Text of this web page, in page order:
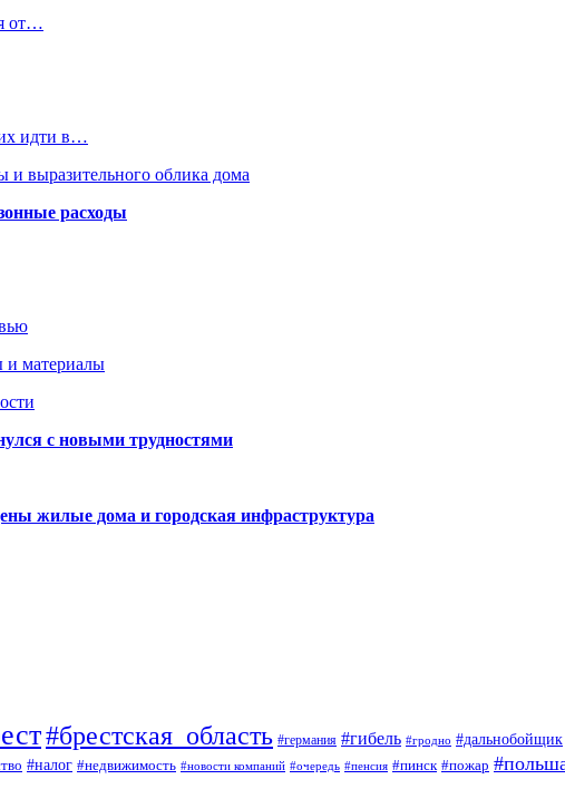
от…
идти в…
и выразительного облика дома
расходы
и материалы
с новыми трудностями
жилые дома и городская инфраструктура
#брестская_область #германия #гибель #гродно #дальнобойщик
#налог #недвижимость #новости компаний #очередь #пенсия #пинск #пожар